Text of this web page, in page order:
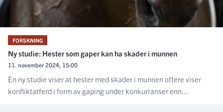
FORSKNING
Ny studie: Hester som gaper kan ha skader i munnen
11. november 2024, 15:00
En ny studie viser at hester med skader i munnen oftere viser
konfliktatferd i form av gaping under konkurranser enn...